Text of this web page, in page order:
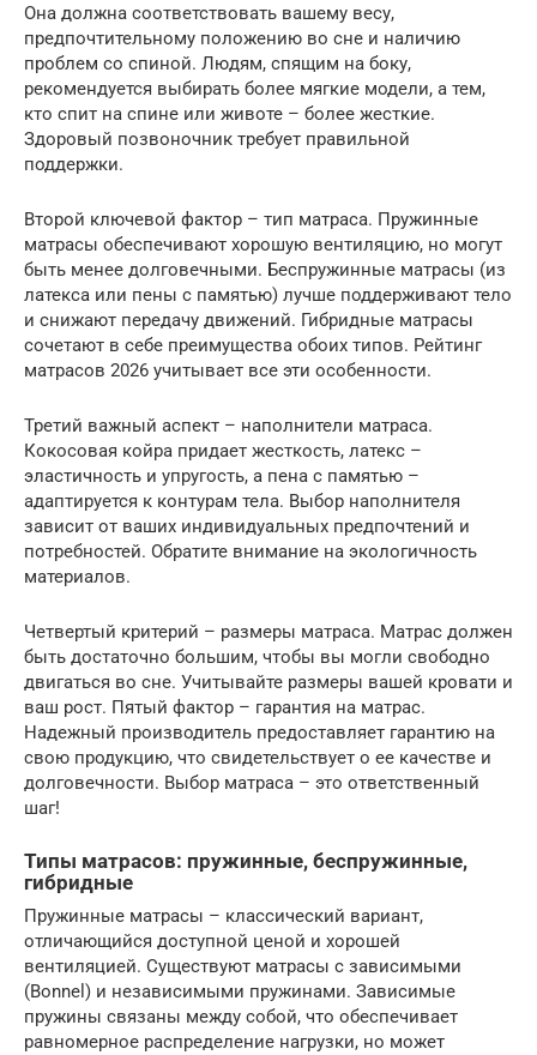
Она должна соответствовать вашему весу,
предпочтительному положению во сне и наличию
проблем со спиной. Людям, спящим на боку,
рекомендуется выбирать более мягкие модели, а тем,
кто спит на спине или животе – более жесткие.
Здоровый позвоночник требует правильной
поддержки.
Второй ключевой фактор – тип матраса. Пружинные
матрасы обеспечивают хорошую вентиляцию, но могут
быть менее долговечными. Беспружинные матрасы (из
латекса или пены с памятью) лучше поддерживают тело
и снижают передачу движений. Гибридные матрасы
сочетают в себе преимущества обоих типов. Рейтинг
матрасов 2026 учитывает все эти особенности.
Третий важный аспект – наполнители матраса.
Кокосовая койра придает жесткость, латекс –
эластичность и упругость, а пена с памятью –
адаптируется к контурам тела. Выбор наполнителя
зависит от ваших индивидуальных предпочтений и
потребностей. Обратите внимание на экологичность
материалов.
Четвертый критерий – размеры матраса. Матрас должен
быть достаточно большим, чтобы вы могли свободно
двигаться во сне. Учитывайте размеры вашей кровати и
ваш рост. Пятый фактор – гарантия на матрас.
Надежный производитель предоставляет гарантию на
свою продукцию, что свидетельствует о ее качестве и
долговечности. Выбор матраса – это ответственный
шаг!
Типы матрасов: пружинные, беспружинные,
гибридные
Пружинные матрасы – классический вариант,
отличающийся доступной ценой и хорошей
вентиляцией. Существуют матрасы с зависимыми
(Bonnel) и независимыми пружинами. Зависимые
пружины связаны между собой, что обеспечивает
равномерное распределение нагрузки, но может